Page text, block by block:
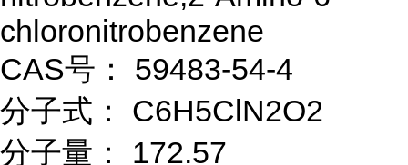
chloronitrobenzene
CAS号： 59483-54-4
分子式： C6H5ClN2O2
分子量： 172.57